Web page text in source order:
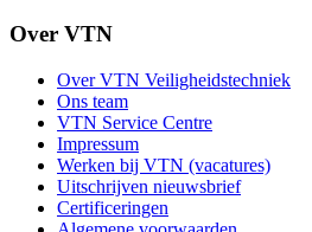
Over VTN
Over VTN Veiligheidstechniek
Ons team
VTN Service Centre
Impressum
Werken bij VTN (vacatures)
Uitschrijven nieuwsbrief
Certificeringen